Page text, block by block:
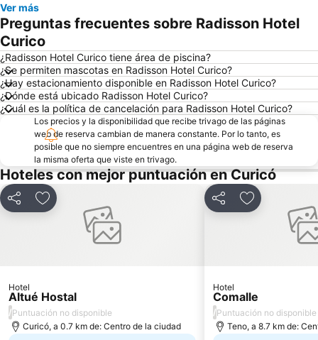
Ver más
Preguntas frecuentes sobre Radisson Hotel
Curico
¿Radisson Hotel Curico tiene área de piscina?
¿Se permiten mascotas en Radisson Hotel Curico?
¿Hay estacionamiento disponible en Radisson Hotel Curico?
¿Dónde está ubicado Radisson Hotel Curico?
¿Cuál es la política de cancelación para Radisson Hotel Curico?
Los precios y la disponibilidad que recibe trivago de las páginas
web de reserva cambian de manera constante. Por lo tanto, es
posible que no siempre encuentres en una página web de reserva
la misma oferta que viste en trivago.
Hoteles con mejor puntuación en Curicó
CompartirAgregar a favoritos
Hotel
Altué Hostal
/Puntuación no disponible
Curicó, a 0.7 km de: Centro de la ciudad
CompartirAgregar a
Hotel
Comalle
/Puntuación no disponible
Teno, a 8.7 km de: